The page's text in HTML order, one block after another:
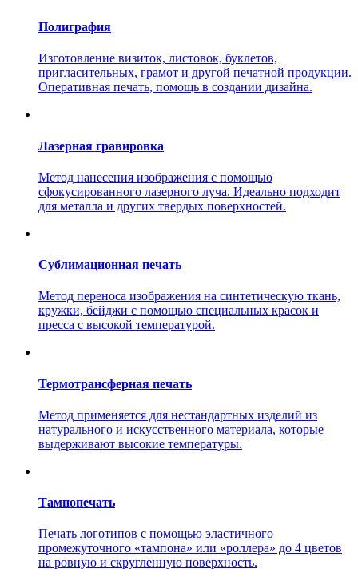
Полиграфия
Изготовление визиток, листовок, буклетов,
пригласительных, грамот и другой печатной продукции.
Оперативная печать, помощь в создании дизайна.
Лазерная гравировка
Метод нанесения изображения с помощью
сфокусированного лазерного луча. Идеально подходит
для металла и других твердых поверхностей.
Сублимационная печать
Метод переноса изображения на синтетическую ткань,
кружки, бейджи с помощью специальных красок и
пресса с высокой температурой.
Термотрансферная печать
Метод применяется для нестандартных изделий из
натурального и искусственного материала, которые
выдерживают высокие температуры.
Тампопечать
Печать логотипов с помощью эластичного
промежуточного «тампона» или «роллера» до 4 цветов
на ровную и скругленную поверхность.